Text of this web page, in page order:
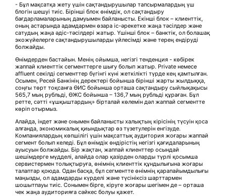
- Бұл мақсатқа жету үшін сақтандырушылар тапсырмалардың үш
блогін шешуі тиіс. Бірінші блок өнімдік, ол сақтандыру
бағдарламаларының дамуымен байланысты. Екінші блок – клиенттік,
оның астарында адамдармен өзара іс-әрекетке жаңа тәсілдер және
сатудың жаңа әдіс-тәсілдері жатыр. Үшінші блок – банктік, ол болашақ
экожүйелерге сақтандырушыларды үйлесімді және терең ендіруді
болжайды.
Өнімдерден бастайын. Менің ойымша, негізгі тенденция - көбірек
жаппай клиенттік сегменттерге шығу болып жатыр. Private немесе
affluent секілді сегменттер бүгінгі күні жеткілікті түрде кең қамтылған.
Осымен, Ресей Банкінің деректері бойынша бірінші жарты жылдыққа,
соңғы төрт тоқсанға ӨИС бойынша орташа сақтандыру сыйлықақысы
565,7 мың рубльді, ӨЖС бойынша – 136,7 мың рубльді құраған. Бұл
ретте, сәтті «ұшқыштардың» бірталай көлемін дәл жаппай сегментте
көріп отырмыз.
Алайда, індет және онымен байланысты халықтың кірісінің түсуін қоса
алғанда, экономикалық қиындықтар өз түзетулерін енгізуде.
Компаниялардың көпшілігі үшін мақсаттық аудитория жоғары жаппай
сегмент болып келеді. Бұл өнімдік өндірістің негізгі қағидаларының
ауысуын болжайды. Бір жақтан, жаппай клиенттер осындай
шешімдерге мүдделі, алайда олар қазірден оларды түрлі қосымша
сервистермен толықтыруға, өнімнің клиенттік құндылығына жоғары
талаптар қоюда. Одан басқа, бұл сегментте өнімнің қарапайымдылығы
маңызды, ол адамдарды күрделі және түсініксіз шарттармен
шошытпауы тиіс. Сонымен бірге, кіруге жоғары шегімен де – орташа
чек жаңа аудиторияға сәйкес болуы қажет.